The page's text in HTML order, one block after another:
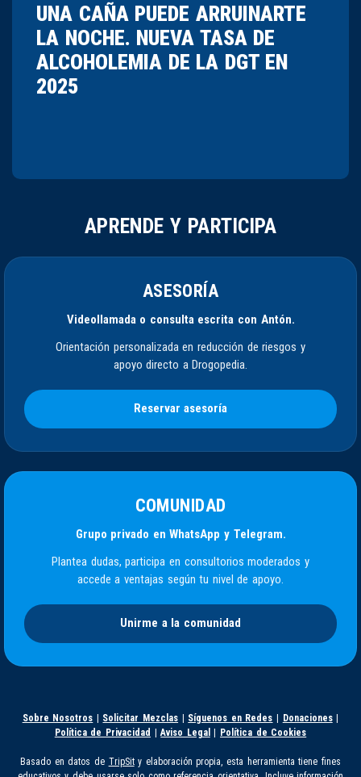
UNA CAÑA PUEDE ARRUINARTE
LA NOCHE. NUEVA TASA DE
ALCOHOLEMIA DE LA DGT EN
2025
APRENDE Y PARTICIPA
ASESORÍA
Videollamada o consulta escrita con Antón.
Orientación personalizada en reducción de riesgos y
apoyo directo a Drogopedia.
Reservar asesoría
COMUNIDAD
Grupo privado en WhatsApp y Telegram.
Plantea dudas, participa en consultorios moderados y
accede a ventajas según tu nivel de apoyo.
Unirme a la comunidad
Sobre Nosotros Solicitar Mezclas Síguenos en Redes Donaciones|
Política de Privacidad
|Aviso Legal Política de Cookies
Basado en datos de TripSity elaboración propia, esta herramienta tiene fines